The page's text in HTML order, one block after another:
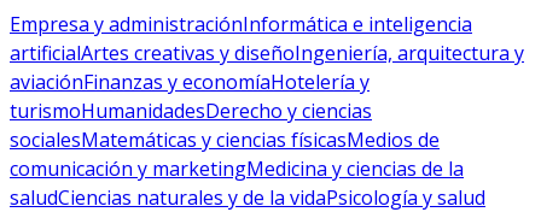
Empresa y administraciónInformática e inteligencia
artificialArtes creativas y diseñoIngeniería, arquitectura y
aviaciónFinanzas y economíaHotelería y
turismoHumanidadesDerecho y ciencias
socialesMatemáticas y ciencias físicasMedios de
comunicación y marketingMedicina y ciencias de la
saludCiencias naturales y de la vidaPsicología y salud